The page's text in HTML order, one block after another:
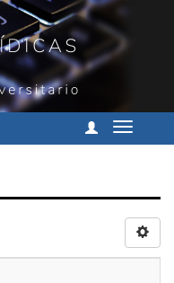
Cambiar